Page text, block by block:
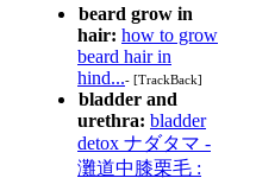
beard grow in
hair: how to grow
beard hair in
hind...- [TrackBack]
bladder and
urethra: bladder
detox ナダタマ -
灘道中膝栗毛 :